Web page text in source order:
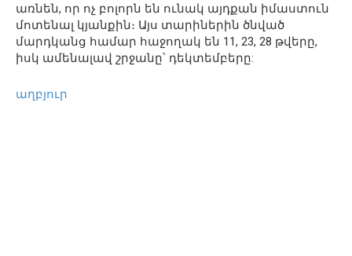
առնեն, որ ոչ բոլորն են ունակ այդքան իմաստուն
մոտենալ կյանքին։ Այս տարիներին ծնված
մարդկանց համար հաջողակ են 11, 23, 28 թվերը,
իսկ ամենալավ շրջանը՝ դեկտեմբերը:
աղբյուր